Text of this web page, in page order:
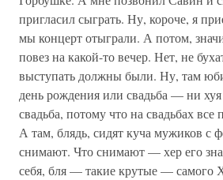
пригласил сыграть. Ну, короче, я
мы концерт отыграли. А потом,
повез на какой-то вечер. Нет, не
выступать должны были. Ну, там
день рождения или свадьба — ни
свадьба, потому что на свадьбах все
А там, блядь, сидят куча мужиков с
снимают. Что снимают — хер его
себя, бля — такие крутые — самого